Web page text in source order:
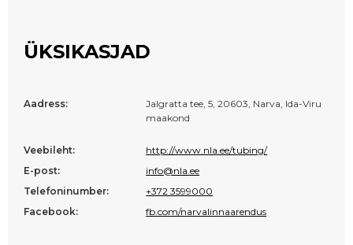
ÜKSIKASJAD
Aadress:
Jalgratta tee, 5, 20603, Narva, Ida-Viru
maakond
Veebileht:
http://www.nla.ee/tubing/
E-post:
info@nla.ee
Telefoninumber:
+372 3599000
Facebook:
fb.com/narvalinnaarendus